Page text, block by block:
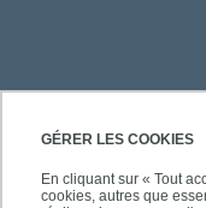
GÉRER LES COOKIES
En cliquant sur « Tout
cookies, autres que
PRATIQUE